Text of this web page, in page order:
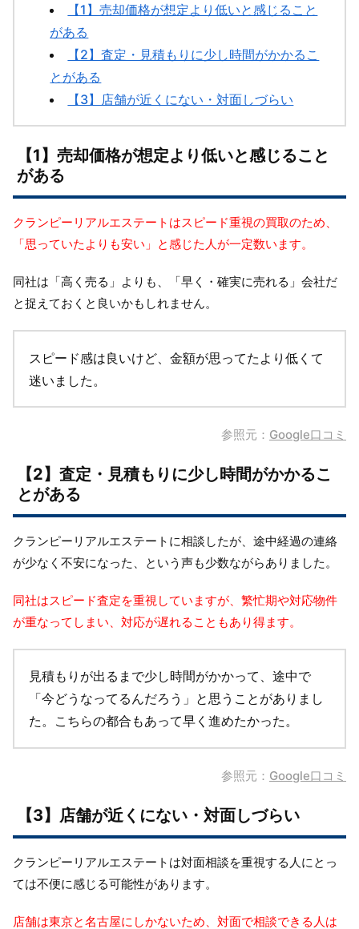
【1】売却価格が想定より低いと感じること
がある
【2】査定・見積もりに少し時間がかかるこ
とがある
【3】店舗が近くにない・対面しづらい
【1】売却価格が想定より低いと感じること
がある
クランピーリアルエステートはスピード重視の買取のため、
「思っていたよりも安い」と感じた人が一定数います。
同社は「高く売る」よりも、「早く・確実に売れる」会社だ
と捉えておくと良いかもしれません。
スピード感は良いけど、金額が思ってたより低くて
迷いました。
参照元： Google口コミ
【2】査定・見積もりに少し時間がかかるこ
とがある
クランピーリアルエステートに相談したが、途中経過の連絡
が少なく不安になった、という声も少数ながらありました。
同社はスピード査定を重視していますが、繁忙期や対応物件
が重なってしまい、対応が遅れることもあり得ます。
見積もりが出るまで少し時間がかかって、途中で
「今どうなってるんだろう」と思うことがありまし
た。こちらの都合もあって早く進めたかった。
参照元： Google口コミ
【3】店舗が近くにない・対面しづらい
クランピーリアルエステートは対面相談を重視する人にとっ
ては不便に感じる可能性があります。
店舗は東京と名古屋にしかないため、対面で相談できる人は